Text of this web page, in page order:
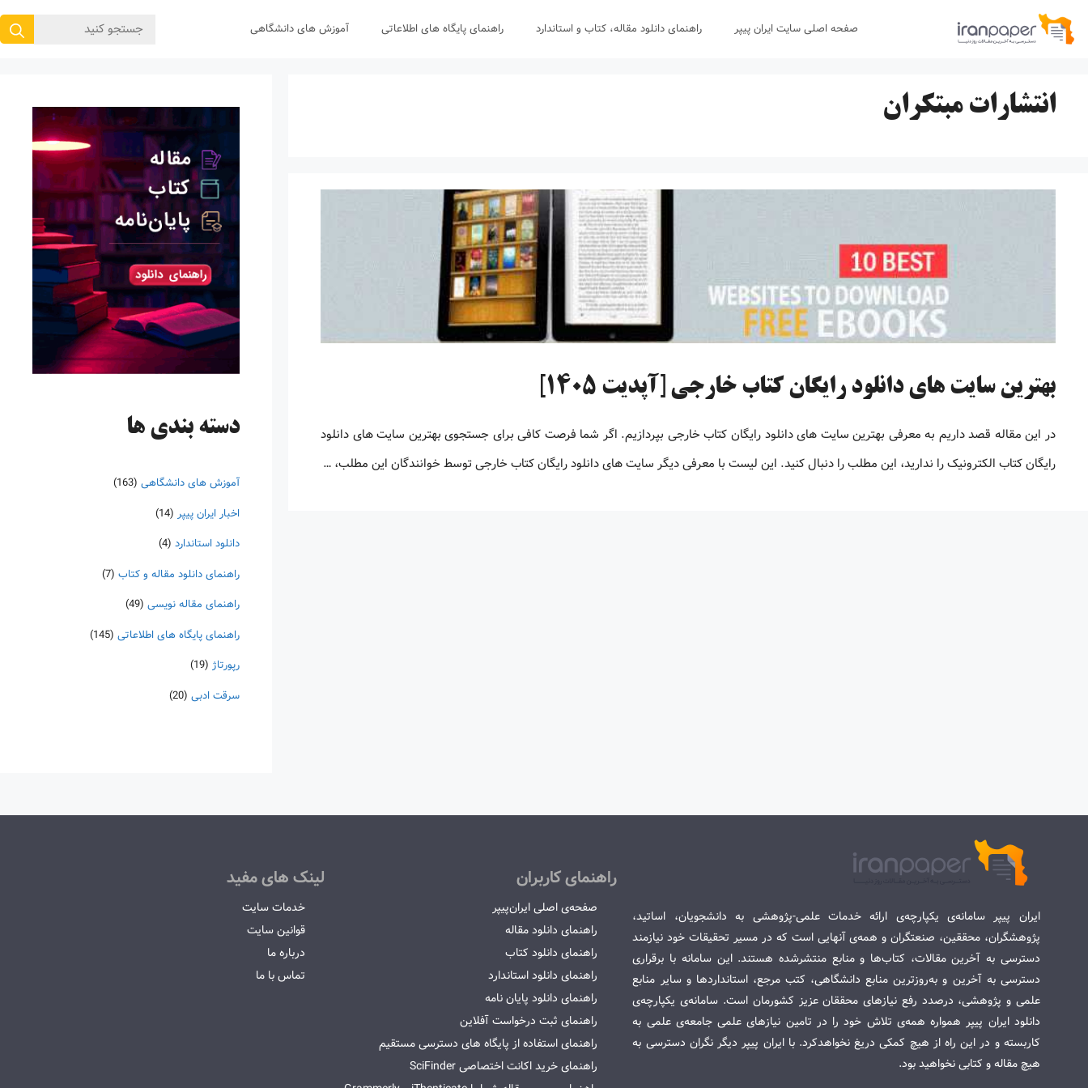
پرش
صفحه اصلی سایت ایران پیپر راهنمای دانلود مقاله، کتاب و استاندارد راهنمای پایگاه های اطلاعاتی آموزش های دانشگاهی
جستجوی
انتشارات مبتکران
بهترین سایت های دانلود رایگان کتاب خارجی [آپدیت 1405]
در این مقاله قصد داریم به معرفی بهترین سایت های دانلود رایگان کتاب خارجی بپردازیم. اگر شما فرصت کافی برای جستجوی بهترین سایت های دانلود
رایگان کتاب الکترونیک را ندارید، این مطلب را دنبال کنید. این لیست با معرفی دیگر سایت های دانلود رایگان کتاب خارجی توسط خوانندگان این مطلب، …
دسته‌ بندی ها
آموزش های دانشگاهی (163)
اخبار ایران پیپر (14)
دانلود استاندارد (4)
راهنمای دانلود مقاله و کتاب (7)
راهنمای مقاله نویسی (49)
راهنمای پایگاه های اطلاعاتی (145)
رپورتاژ (19)
سرقت ادبی (20)
ایران پیپر سامانه‌ی یکپارچه‌ی ارائه خدمات علمی-پژوهشی به دانشجویان، اساتید،
پژوهشگران، محققین، صنعتگران و همه‌ی آنهایی است که در مسیر تحقیقات خود نیازمند
دسترسی به آخرین مقالات، کتاب‌ها و منابع منتشرشده هستند. این سامانه با برقراری
دسترسی به آخرین و به‌روزترین منابع دانشگاهی، کتب مرجع، استانداردها و سایر منابع
علمی و پژوهشی، درصدد رفع نیازهای محققان عزیز کشورمان است. سامانه‌ی یکپارچه‌ی
دانلود ایران پیپر همواره همه‌ی تلاش خود را در تامین نیازهای علمی جامعه‌ی علمی به
کاربسته و در این راه از هیچ کمکی دریغ نخواهدکرد. با ایران پیپر دیگر نگران دسترسی به
هیچ مقاله و کتابی نخواهید بود.
راهنمای کاربران
صفحه‌ی اصلی ایران‌پیپر
راهنمای دانلود مقاله
راهنمای دانلود کتاب
راهنمای دانلود استاندارد
راهنمای دانلود پایان نامه
راهنمای ثبت درخواست آفلاین
راهنمای استفاده از پایگاه های دسترسی مستقیم
راهنمای خرید اکانت اختصاصی SciFinder
لینک های مفید
خدمات سایت
قوانین سایت
درباره ما
تماس با ما